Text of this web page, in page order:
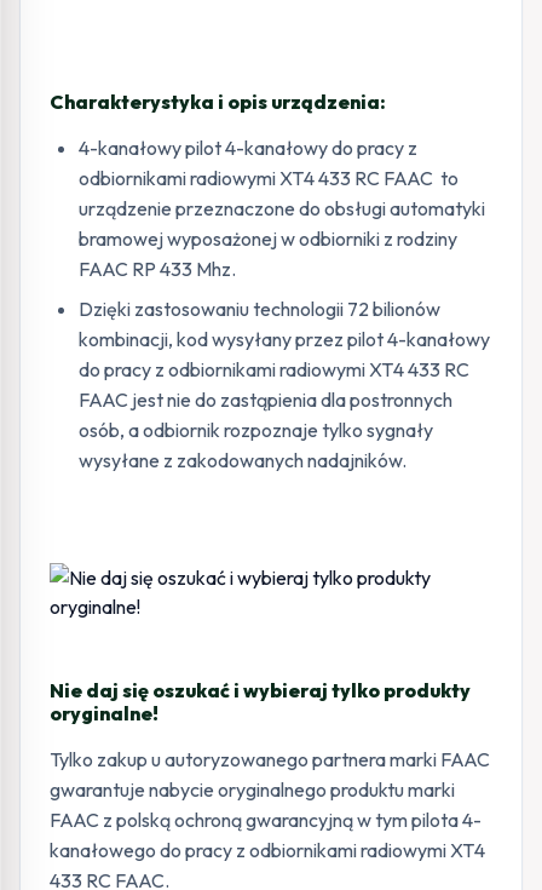
Charakterystyka i opis urządzenia:
4-kanałowy pilot 4-kanałowy do pracy z
odbiornikami radiowymi XT4 433 RC FAAC to
urządzenie przeznaczone do obsługi automatyki
bramowej wyposażonej w odbiorniki z rodziny
FAAC RP 433 Mhz.
Dzięki zastosowaniu technologii 72 bilionów
kombinacji, kod wysyłany przez pilot 4-kanałowy
do pracy z odbiornikami radiowymi XT4 433 RC
FAAC jest nie do zastąpienia dla postronnych
osób, a odbiornik rozpoznaje tylko sygnały
wysyłane z zakodowanych nadajników.
Nie daj się oszukać i wybieraj tylko produkty
oryginalne!
Tylko zakup u autoryzowanego partnera marki FAAC
gwarantuje nabycie oryginalnego produktu marki
FAAC z polską ochroną gwarancyjną w tym pilota 4-
kanałowego do pracy z odbiornikami radiowymi XT4
433 RC FAAC.